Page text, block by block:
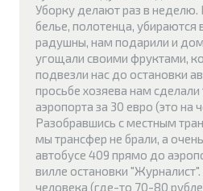
Уборку делают раз в
белье, полотенца, убираются
радушны, нам подарили и
угощали своими фруктами,
подвезли нас до остановки
просьбе хозяева нам сделали
аэропорта за 30 евро (это на
Разобравшись с местным
мы трансфер не брали, а
автобусе 409 прямо до
вилле остановки "Журналист".
человека (где-то 70-80